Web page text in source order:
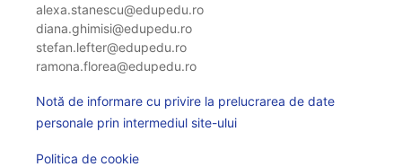
alexa.stanescu@edupedu.ro
diana.ghimisi@edupedu.ro
stefan.lefter@edupedu.ro
ramona.florea@edupedu.ro
Notă de informare cu privire la prelucrarea de date
personale prin intermediul site-ului
Politica de cookie